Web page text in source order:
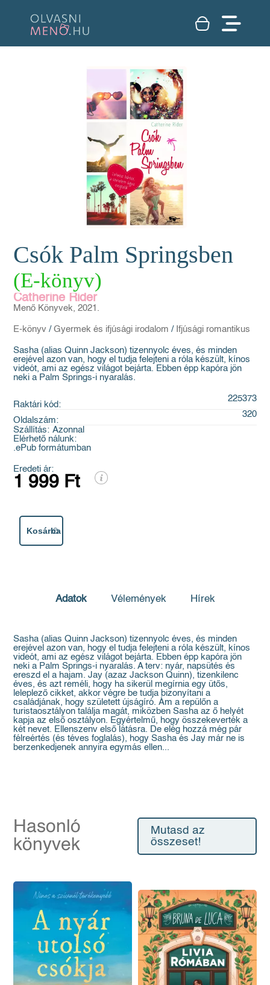
Csók Palm Springsben
(E-könyv)
Catherine Rider
Menő Könyvek, 2021.
E-könyv / Gyermek és ifjúsági irodalom / Ifjúsági romantikus
Sasha (alias Quinn Jackson) tizennyolc éves, és minden
erejével azon van, hogy el tudja felejteni a róla készült, kínos
videót, ami az egész világot bejárta. Ebben épp kapóra jön
neki a Palm Springs-i nyaralás.
Raktári kód:
225373
Oldalszám:
320
Szállítás: Azonnal
Elérhető nálunk:
.ePub formátumban
Eredeti ár:
1 999 Ft
Kosárba
Adatok Vélemények Hírek
Sasha (alias Quinn Jackson) tizennyolc éves, és minden
erejével azon van, hogy el tudja felejteni a róla készült, kínos
videót, ami az egész világot bejárta. Ebben épp kapóra jön
neki a Palm Springs-i nyaralás. A terv: nyár, napsütés és
ereszd el a hajam. Jay (azaz Jackson Quinn), tizenkilenc
éves, és azt reméli, hogy ha sikerül megírnia egy ütős,
leleplező cikket, akkor végre be tudja bizonyítani a
családjának, hogy született újságíró. Ám a repülőn a
turistaosztályon találja magát, miközben Sasha az ő helyét
kapja az első osztályon. Egyértelmű, hogy összekeverték a
két nevet. Ellenszenv első látásra. De elég hozzá még pár
félreértés (és téves foglalás), hogy Sasha és Jay már ne is
berzenkedjenek annyira egymás ellen...
Hasonló
könyvek
Mutasd az
összeset!